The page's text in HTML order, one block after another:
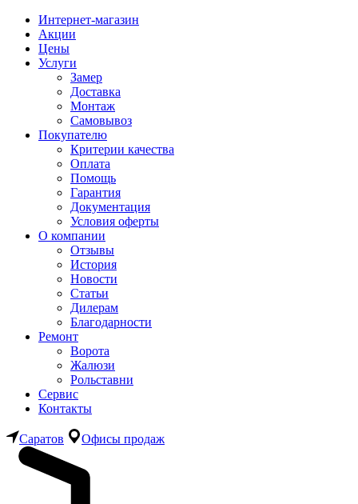
Интернет-магазин
Акции
Цены
Услуги
Замер
Доставка
Монтаж
Самовывоз
Покупателю
Критерии качества
Оплата
Помощь
Гарантия
Документация
Условия оферты
О компании
Отзывы
История
Новости
Статьи
Дилерам
Благодарности
Ремонт
Ворота
Жалюзи
Рольставни
Сервис
Контакты
Саратов Офисы продаж